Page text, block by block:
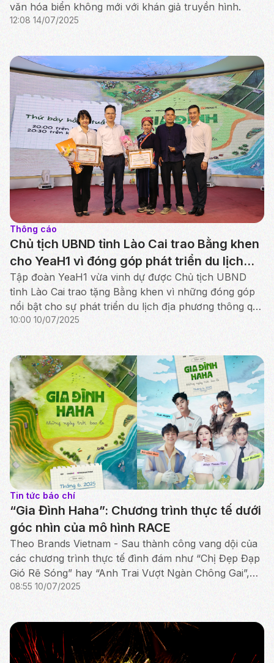
văn hóa biển không mới với khán giả truyền hình.
12:08 14/07/2025
Thông cáo
Chủ tịch UBND tỉnh Lào Cai trao Bằng khen
cho YeaH1 vì đóng góp phát triển du lịch
qua chương trình “Gia Đình Haha”
Tập đoàn YeaH1 vừa vinh dự được Chủ tịch UBND
tỉnh Lào Cai trao tặng Bằng khen vì những đóng góp
nổi bật cho sự phát triển du lịch địa phương thông qua
chương trình truyền hình thực tế “Gia Đình Haha”....
10:00 10/07/2025
Tin tức báo chí
“Gia Đình Haha”: Chương trình thực tế dưới
góc nhìn của mô hình RACE
Theo Brands Vietnam - Sau thành công vang dội của
các chương trình thực tế đình đám như “Chị Đẹp Đạp
Gió Rẽ Sóng” hay “Anh Trai Vượt Ngàn Chông Gai”,
YEAH1 tiếp tục khẳng định vị thế với một sản phẩm
08:55 10/07/2025